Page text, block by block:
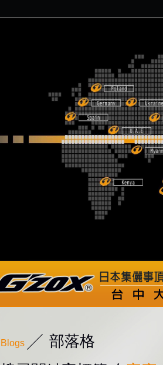
Blogs
部落格